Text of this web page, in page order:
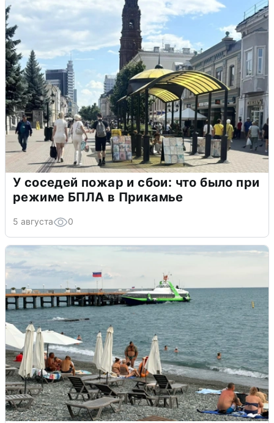
У соседей пожар и сбои: что было при
режиме БПЛА в Прикамье
5 августа 0